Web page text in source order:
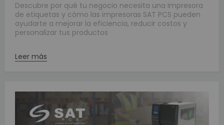
Descubre por qué tu negocio necesita una impresora
de etiquetas y cómo las impresoras SAT PCS pueden
ayudarte a mejorar la eficiencia, reducir costos y
personalizar tus productos
Leer más